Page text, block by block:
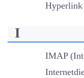
Hyperlink
I
IMAP